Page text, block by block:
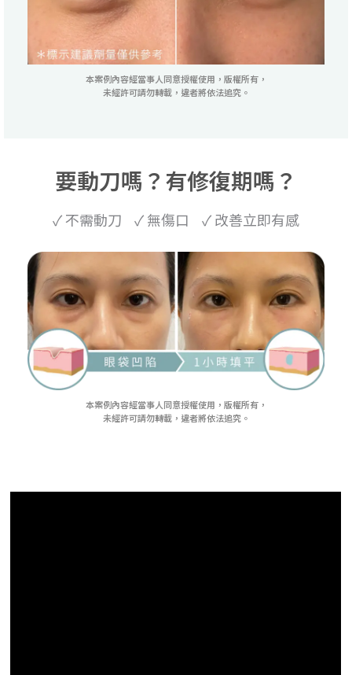
本案例內容經當事人同意授權使用，版權所有，
未經許可請勿轉載，違者將依法追究。
要動刀嗎？有修復期嗎？
✓ 不需動刀 ✓ 無傷口 ✓ 改善立即有感
本案例內容經當事人同意授權使用，版權所有，
未經許可請勿轉載，違者將依法追究。